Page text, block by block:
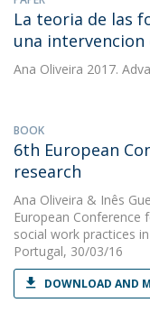
La teoria de las
una intervencion
Ana Oliveira 2017.
BOOK
6th European
research
Ana Oliveira & Inês
European Conference
social work practices
Portugal, 30/03/16
DOWNLOAD AND